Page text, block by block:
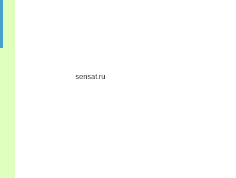
sensat.ru